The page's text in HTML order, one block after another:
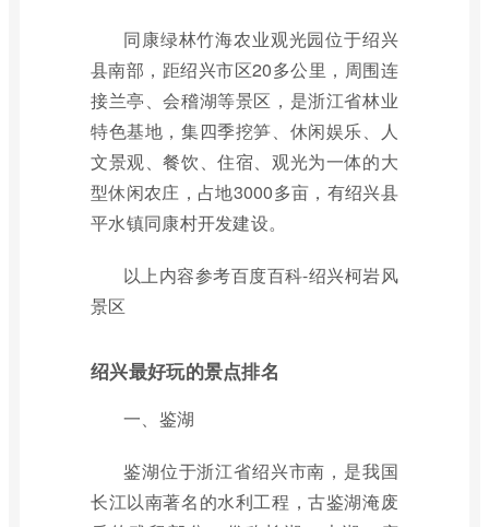
同康绿林竹海农业观光园位于绍兴
县南部，距绍兴市区20多公里，周围连
接兰亭、会稽湖等景区，是浙江省林业
特色基地，集四季挖笋、休闲娱乐、人
文景观、餐饮、住宿、观光为一体的大
型休闲农庄，占地3000多亩，有绍兴县
平水镇同康村开发建设。
以上内容参考百度百科-绍兴柯岩风
景区
绍兴最好玩的景点排名
一、鉴湖
鉴湖位于浙江省绍兴市南，是我国
长江以南著名的水利工程，古鉴湖淹废